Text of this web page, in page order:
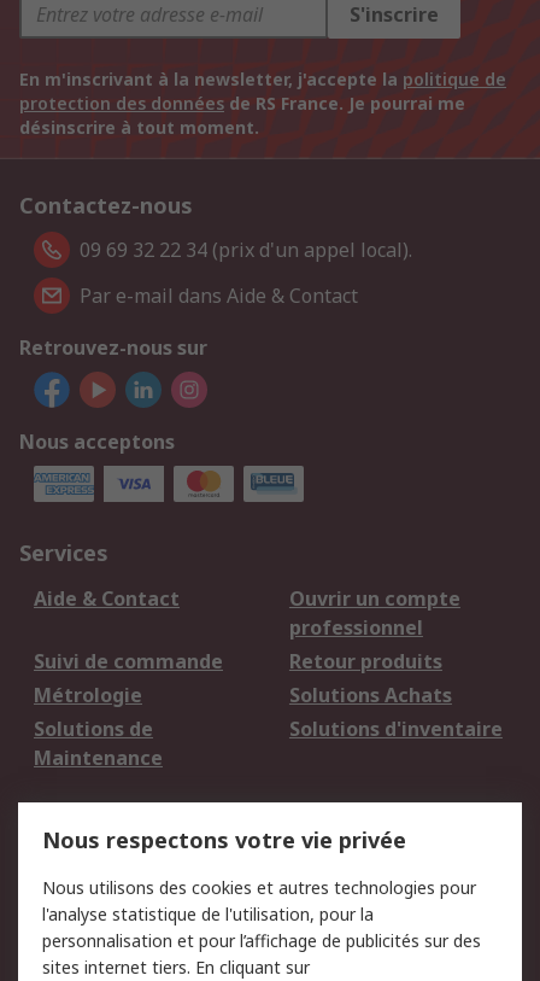
S'inscrire
En m'inscrivant à la newsletter, j'accepte la politique de
protection des données de RS France. Je pourrai me
désinscrire à tout moment.
Contactez-nous
09 69 32 22 34 (prix d'un appel local).
Par e-mail dans Aide & Contact
Retrouvez-nous sur
Nous acceptons
Services
Aide & Contact
Ouvrir un compte
professionnel
Suivi de commande
Retour produits
Métrologie
Solutions Achats
Solutions de
Maintenance
Solutions d'inventaire
du site
Politique de protection
des données - Mise à
Sécurité des E-mails
Nous respectons votre vie privée
Nous utilisons des cookies et autres technologies pour
l'analyse statistique de l'utilisation, pour la
personnalisation et pour l’affichage de publicités sur des
sites internet tiers. En cliquant sur